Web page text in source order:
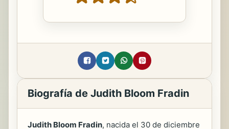
Biografía de Judith Bloom Fradin
Judith Bloom Fradin, nacida el 30 de diciembre